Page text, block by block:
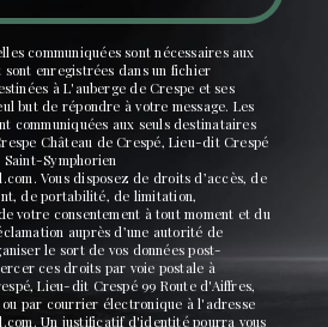
communiquées sont nécessaires aux
enregistrées dans un fichier
à L'auberge de Crespe et ses
but de répondre à votre message. Les
communiquées aux seuls destinataires
Château de Crespé, Lieu-dit Crespé
Saint-Symphorien
Vous disposez de droits d’accès, de
de portabilité, de limitation,
votre consentement à tout moment et du
auprès d’une autorité de
le sort de vos données post-
ces droits par voie postale à
Lieu-dit Crespé 99 Route d'Aiffres,
ou par courrier électronique à l'adresse
Un justificatif d'identité pourra vous